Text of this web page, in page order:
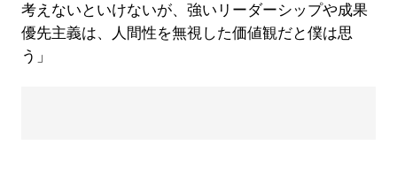
考えないといけないが、強いリーダーシップや成果
優先主義は、人間性を無視した価値観だと僕は思
う」